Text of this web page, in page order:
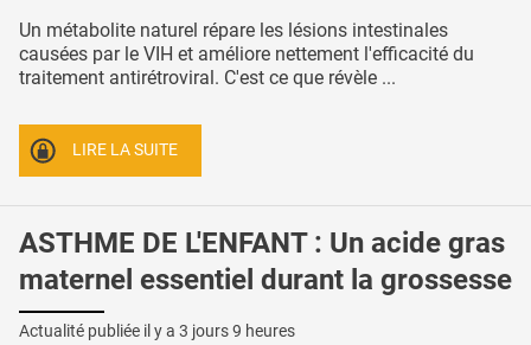
Un métabolite naturel répare les lésions intestinales
causées par le VIH et améliore nettement l'efficacité du
traitement antirétroviral. C'est ce que révèle ...
LIRE LA SUITE
ASTHME DE L'ENFANT : Un acide gras
maternel essentiel durant la grossesse
Actualité publiée il y a 3 jours 9 heures